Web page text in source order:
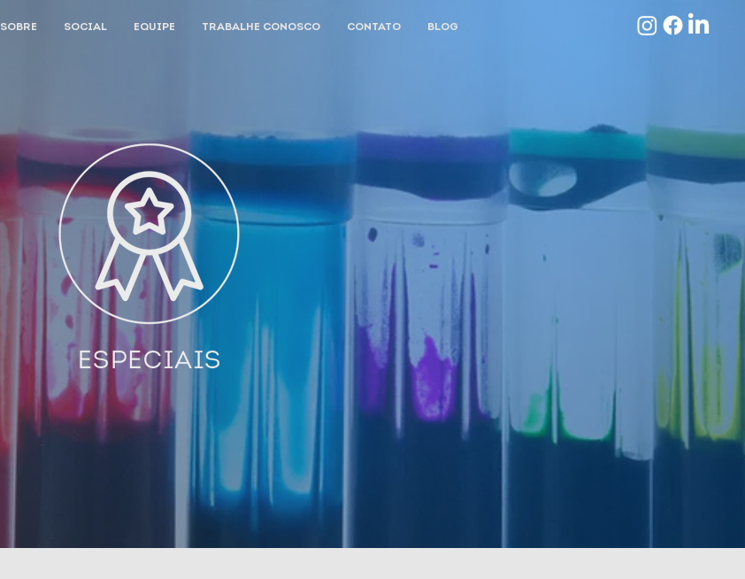
SOBRE SOCIAL EQUIPE TRABALHE CONOSCO CONTATO BLOG